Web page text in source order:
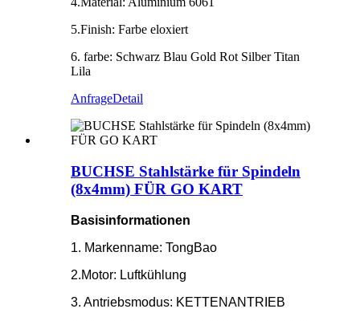
5.Finish: Farbe eloxiert
6. farbe: Schwarz Blau Gold Rot Silber Titan
Lila
AnfrageDetail
BUCHSE Stahlstärke für Spindeln
(8x4mm) FÜR GO KART
Basisinformationen
1. Markenname: TongBao
2.Motor: Luftkühlung
3. Antriebsmodus: KETTENANTRIEB